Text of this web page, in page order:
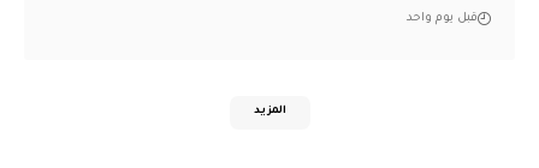
قبل يوم واحد
المزيد